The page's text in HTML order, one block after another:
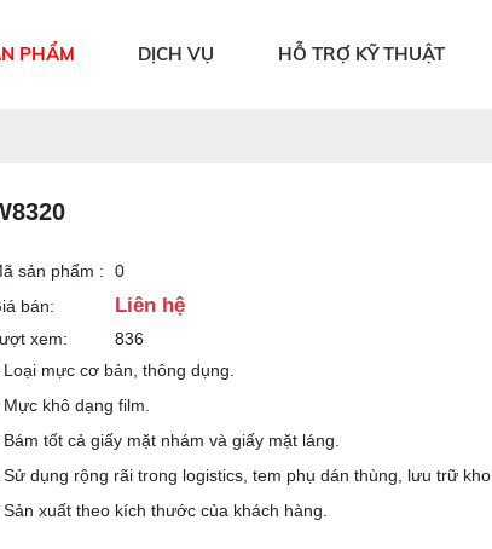
PHẨM DỊCH VỤ HỖ TRỢ KỸ THUẬT
sản phẩm :
0
bán:
Liên hệ
xem:
836
Loại mực cơ bản, thông dụng.
Mực khô dạng film.
Bám tốt cả giấy mặt nhám và giấy mặt láng.
Sử dụng rộng rãi trong logistics, tem phụ dán thùng, lưu trữ kho.
Sản xuất theo kích thước của khách hàng.